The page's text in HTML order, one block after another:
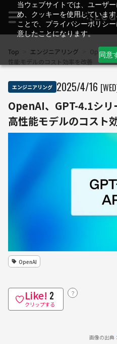
当ウェブサイトでは、ユーザ
め、クッキーを使用していま
ことで、プライバシーポリシ
意したことになります。
同意
Top エンジニアリング
OpenAI
性能モデルのコスト効率を改善
エンジニアリング 2025/4/16
OpenAI、GPT-4.1シ
高性能モデルのコスト
OpenAI
Like! 2
クリップする
？
画像の出典：